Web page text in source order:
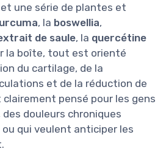
et une série de plantes et
, la boswellia,
de saule, la quercétine
la boîte, tout est orienté
du cartilage, de la
et de la réduction de
clairement pensé pour les gens
douleurs chroniques
ou qui veulent anticiper les